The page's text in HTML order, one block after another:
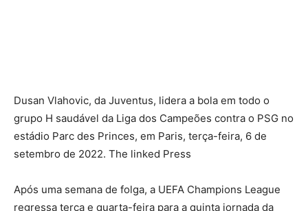
Dusan Vlahovic, da Juventus, lidera a bola em todo o
grupo H saudável da Liga dos Campeões contra o PSG no
estádio Parc des Princes, em Paris, terça-feira, 6 de
setembro de 2022. The linked Press
Após uma semana de folga, a UEFA Champions League
regressa terça e quarta-feira para a quinta jornada da